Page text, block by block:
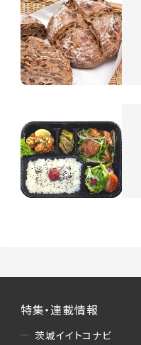
特集・連載情報
茨城イイトコナビ